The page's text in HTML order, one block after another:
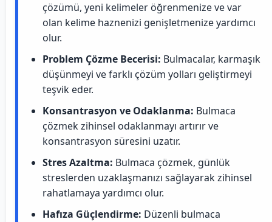
çözümü, yeni kelimeler öğrenmenize ve var
olan kelime haznenizi genişletmenize yardımcı
olur.
Problem Çözme Becerisi: Bulmacalar, karmaşık
düşünmeyi ve farklı çözüm yolları geliştirmeyi
teşvik eder.
Konsantrasyon ve Odaklanma: Bulmaca
çözmek zihinsel odaklanmayı artırır ve
konsantrasyon süresini uzatır.
Stres Azaltma: Bulmaca çözmek, günlük
streslerden uzaklaşmanızı sağlayarak zihinsel
rahatlamaya yardımcı olur.
Hafıza Güçlendirme: Düzenli bulmaca